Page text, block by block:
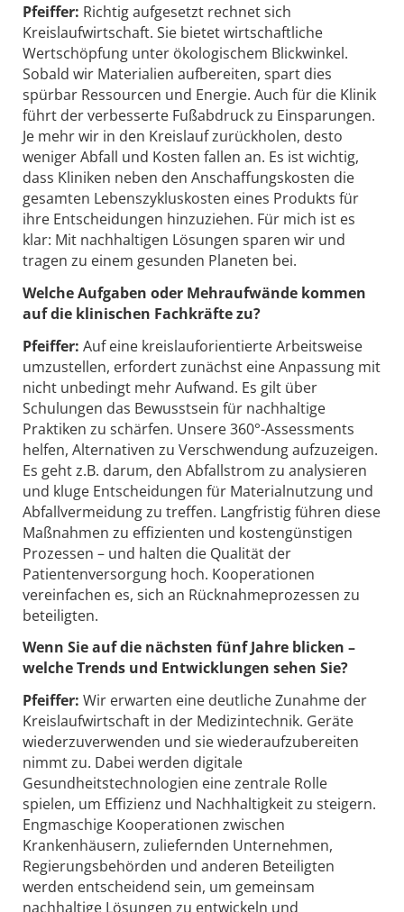
Pfeiffer: Richtig aufgesetzt rechnet sich
Kreislaufwirtschaft. Sie bietet wirtschaftliche
Wertschöpfung unter ökologischem Blickwinkel.
Sobald wir Materialien aufbereiten, spart dies
spürbar Ressourcen und Energie. Auch für die Klinik
führt der verbesserte Fußabdruck zu Einsparungen.
Je mehr wir in den Kreislauf zurückholen, desto
weniger Abfall und Kosten fallen an. Es ist wichtig,
dass Kliniken neben den Anschaffungskosten die
gesamten Lebenszykluskosten eines Produkts für
ihre Entscheidungen hinzuziehen. Für mich ist es
klar: Mit nachhaltigen Lösungen sparen wir und
tragen zu einem gesunden Planeten bei.
Welche Aufgaben oder Mehraufwände kommen
auf die klinischen Fachkräfte zu?
Pfeiffer: Auf eine kreislauforientierte Arbeitsweise
umzustellen, erfordert zunächst eine Anpassung mit
nicht unbedingt mehr Aufwand. Es gilt über
Schulungen das Bewusstsein für nachhaltige
Praktiken zu schärfen. Unsere 360°-Assessments
helfen, Alternativen zu Verschwendung aufzuzeigen.
Es geht z.B. darum, den Abfallstrom zu analysieren
und kluge Entscheidungen für Materialnutzung und
Abfallvermeidung zu treffen. Langfristig führen diese
Maßnahmen zu effizienten und kostengünstigen
Prozessen – und halten die Qualität der
Patientenversorgung hoch. Kooperationen
vereinfachen es, sich an Rücknahmeprozessen zu
beteiligten.
Wenn Sie auf die nächsten fünf Jahre blicken –
welche Trends und Entwicklungen sehen Sie?
Pfeiffer: Wir erwarten eine deutliche Zunahme der
Kreislaufwirtschaft in der Medizintechnik. Geräte
wiederzuverwenden und sie wiederaufzubereiten
nimmt zu. Dabei werden digitale
Gesundheitstechnologien eine zentrale Rolle
spielen, um Effizienz und Nachhaltigkeit zu steigern.
Engmaschige Kooperationen zwischen
Krankenhäusern, zuliefernden Unternehmen,
Regierungsbehörden und anderen Beteiligten
werden entscheidend sein, um gemeinsam
nachhaltige Lösungen zu entwickeln und